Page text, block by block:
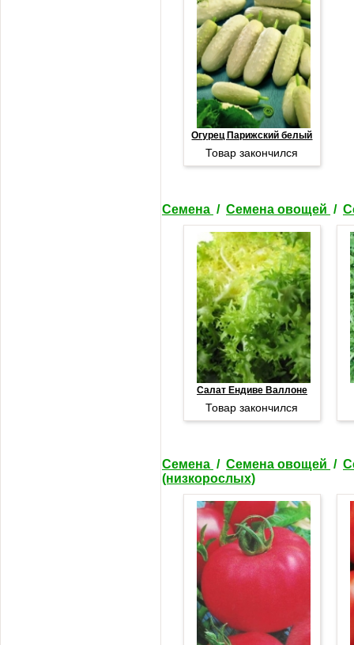
Огурец Парижский белый
Товар закончился
Семена / Семена овощей /
Салат Ендиве Валлоне
Товар закончился
Семена / Семена овощей /
(низкорослых)